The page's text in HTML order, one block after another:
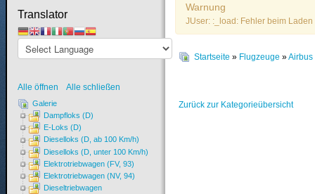
Warnung
JUser: :_load: Fehler beim
Startseite » Flugzeuge »Airbus
Zurück zur Kategorieübersicht
Translator
Alle öffnen Alle schließen
Galerie
Dampfloks (D)
E-Loks (D)
Dieselloks (D, ab 100 Km/h)
Dieselloks (D, unter 100 Km/h)
Elektrotriebwagen (FV, 93)
Elektrotriebwagen (NV, 94)
Dieseltriebwagen